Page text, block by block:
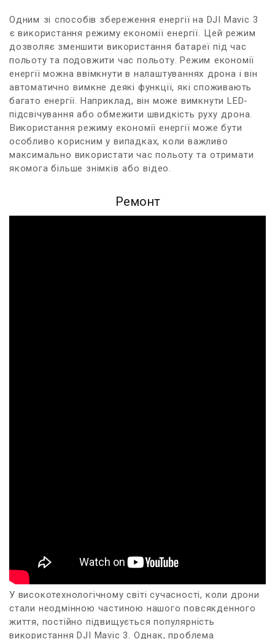
Одним ⁣зі⁤ способів збереження енергії на‍ DJI Mavic 3
⁤є використання режиму ​економії⁣ енергії.⁢ Цей режим‌
дозволяє зменшити⁤ використання‌ батареї під час
польоту та​ подовжити‍ час польоту. Режим ⁣економії
енергії можна ввімкнути в налаштуваннях⁢ дрона і​ він
автоматично⁤ вимкне‍ деякі​ функції, які споживають
багато ​енергії. Наприклад, він‍ може вимкнути LED-
підсвічування або‌ обмежити швидкість руху ⁣дрона.
⁣Використання ​режиму економії ‍енергії може бути⁢
особливо корисним у випадках, коли важливо
максимально використати час польоту та⁣ отримати
якомога більше знімків⁣ або ⁢відео.
Ремонт
У високотехнологічному​ світі сучасності, коли дрони
стали неодмінною частиною нашого повсякденного
життя, постійно підвищується‍ популярність
‌використання DJI Mavic 3.‌ Однак, проблема⁣